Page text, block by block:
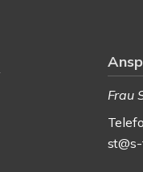
Frau